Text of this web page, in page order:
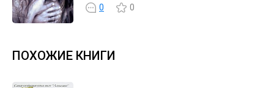
0 0
ПОХОЖИЕ КНИГИ